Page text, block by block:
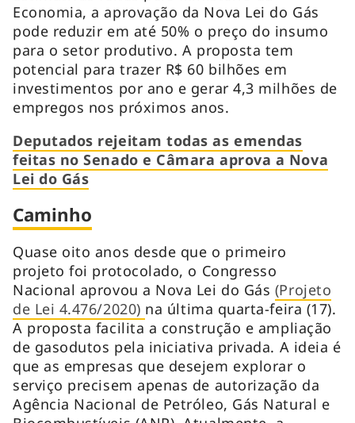
Economia, a aprovação da Nova Lei do Gás
pode reduzir em até 50% o preço do insumo
para o setor produtivo. A proposta tem
potencial para trazer R$ 60 bilhões em
investimentos por ano e gerar 4,3 milhões de
empregos nos próximos anos.
Deputados rejeitam todas as emendas
feitas no Senado e Câmara aprova a Nova
Lei do Gás
Caminho
Quase oito anos desde que o primeiro
projeto foi protocolado, o Congresso
Nacional aprovou a Nova Lei do Gás (Projeto
de Lei 4.476/2020) na última quarta-feira (17).
A proposta facilita a construção e ampliação
de gasodutos pela iniciativa privada. A ideia é
que as empresas que desejem explorar o
serviço precisem apenas de autorização da
Agência Nacional de Petróleo, Gás Natural e